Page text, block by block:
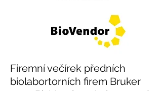
Firemní večírek předních
biolabortorních firem Bruker